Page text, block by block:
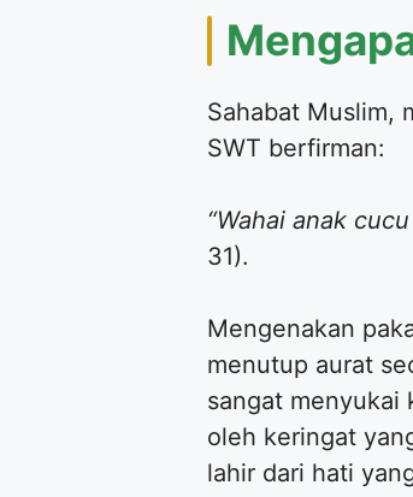
​Sahabat Muslim,
SWT berfirman:
“Wahai anak
31).
​Mengenakan
menutup aurat
sangat menyukai
oleh keringat
lahir dari hati